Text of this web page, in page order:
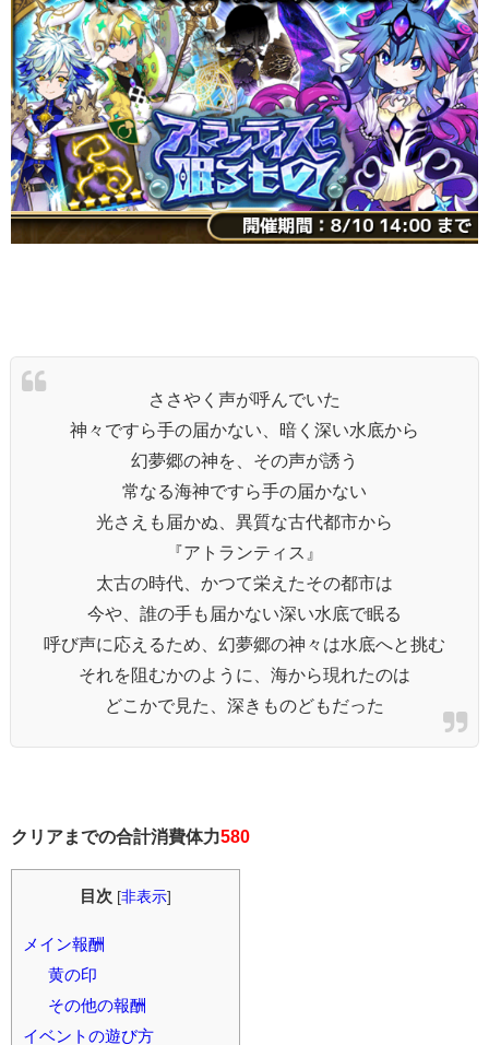
ささやく声が呼んでいた
神々ですら手の届かない、暗く深い水底から
幻夢郷の神を、その声が誘う
常なる海神ですら手の届かない
光さえも届かぬ、異質な古代都市から
『アトランティス』
太古の時代、かつて栄えたその都市は
今や、誰の手も届かない深い水底で眠る
呼び声に応えるため、幻夢郷の神々は水底へと挑む
それを阻むかのように、海から現れたのは
どこかで見た、深きものどもだった
クリアまでの合計消費体力580
目次 [非表示]
メイン報酬
黄の印
その他の報酬
イベントの遊び方